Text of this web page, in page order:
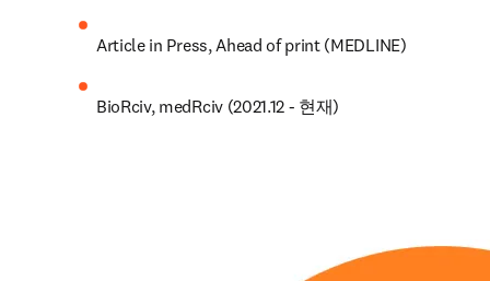
Article in Press, Ahead of print (MEDLINE)
BioRciv, medRciv (2021.12 - 현재)​